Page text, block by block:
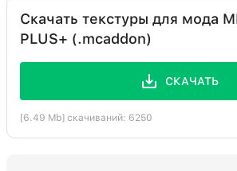
Скачать текстуры для мода
PLUS+ (.mcaddon)
СКАЧАТЬ
[6.49 Mb] скачиваний: 6250